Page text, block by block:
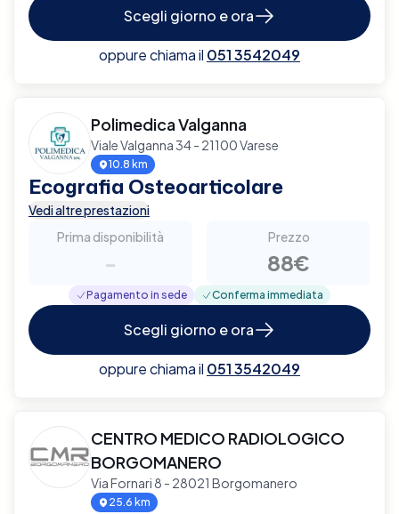
Scegli giorno e ora
oppure chiama il 051 3542049
Polimedica Valganna
Viale Valganna 34 - 21100 Varese
10.8 km
Ecografia Osteoarticolare
Vedi altre prestazioni
Prima disponibilità
-
Prezzo
88€
Pagamento in sede Conferma immediata
Scegli giorno e ora
oppure chiama il 051 3542049
CENTRO MEDICO RADIOLOGICO
BORGOMANERO
Via Fornari 8 - 28021 Borgomanero
25.6 km